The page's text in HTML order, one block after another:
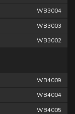
WB3004
WB3003
WB3002
WB4009
WB4004
WB4005